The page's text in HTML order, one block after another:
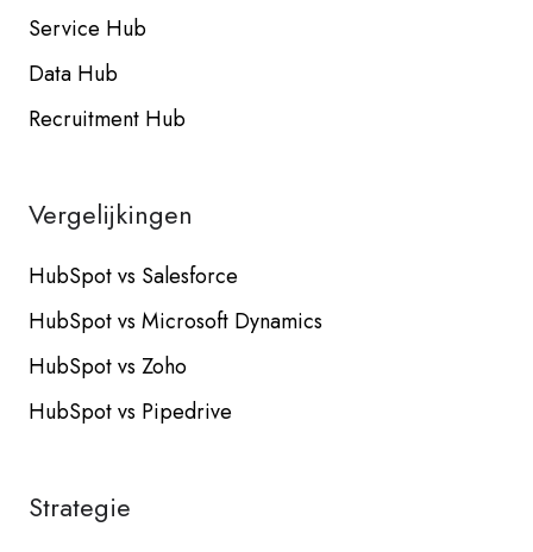
Service Hub
Data Hub
Recruitment Hub
Vergelijkingen
HubSpot vs Salesforce
HubSpot vs Microsoft Dynamics
HubSpot vs Zoho
HubSpot vs Pipedrive
Strategie